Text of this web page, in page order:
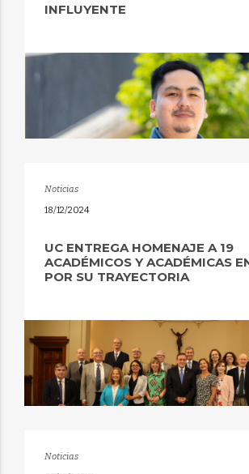
INFLUYENTE
Noticias
18/12/2024
UC ENTREGA HOMENAJE A 19
ACADÉMICOS Y ACADÉMICAS
POR SU TRAYECTORIA
Noticias